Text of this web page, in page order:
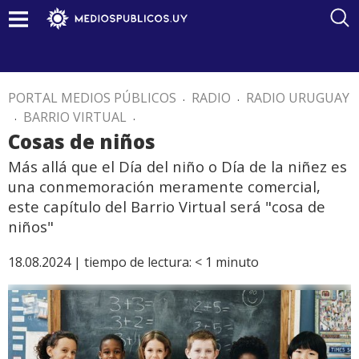
PORTAL MEDIOS PÚBLICOS . RADIO . RADIO URUGUAY
. BARRIO VIRTUAL .
Cosas de niños
Más allá que el Día del niño o Día de la niñez es
una conmemoración meramente comercial,
este capítulo del Barrio Virtual será "cosa de
niños"
18.08.2024 | tiempo de lectura: < 1 minuto